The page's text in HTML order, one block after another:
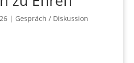
| Gespräch / Diskussion